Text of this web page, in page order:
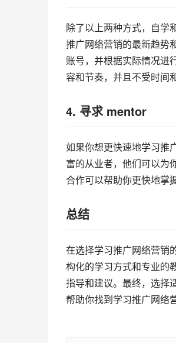
除了以上两种方式，自学
推广网络营销的最新趋势
账号，并根据实际情况进
容和节奏，并且不受时间
4. 寻求 mentor
如果你想更快速地学习推
富的从业者，他们可以为
合作可以帮助你更快地掌
总结
在选择学习推广网络营销
构化的学习方式和专业的
指导和建议。最终，选择
帮助你找到学习推广网络